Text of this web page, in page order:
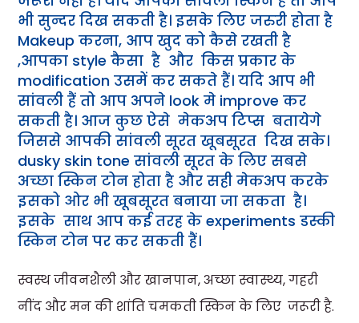
भी सुन्दर दिख सकती है। इसके लिए जरुरी होता है
Makeup करना, आप खुद को कैसे रखती है
,आपका style कैसा है और किस प्रकार के
modification उसमें कर सकते हैं। यदि आप भी
सांवली हैं तो आप अपने look मे improve कर
सकती है। आज कुछ ऐसे मेकअप टिप्स बतायेगे
जिससे आपकी सांवली सूरत खूबसूरत दिख सके।
dusky skin tone सांवली सूरत के लिए सबसे
अच्छा स्किन टोन होता है और सही मेकअप करके
इसको ओर भी खूबसूरत बनाया जा सकता है।
इसके साथ आप कई तरह के experiments डस्की
स्किन टोन पर कर सकती हैं।
स्वस्थ जीवनशैली और खानपान, अच्छा स्वास्थ्य, गहरी
नींद और मन की शांति चमकती स्किन के लिए जरूरी है.